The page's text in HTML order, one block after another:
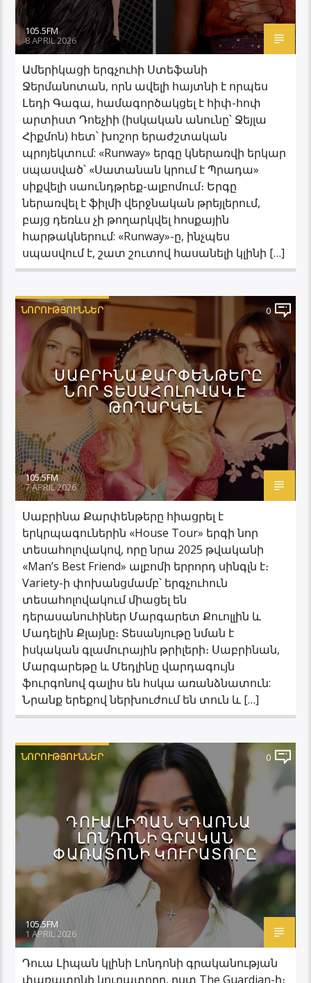
105.5FM
8 APRIL 2026
Ամերիկացի երգչուհի Ստեֆանի
Ջերմանոտան, որն ավելի հայտնի է որպես
Լեդի Գագա, համագործակցել է հիփ-հոփ
արտիստ Դոեչիի (իսկական անունը՝ Ջեյլա
Հիքմոն) հետ՝ խոշոր երաժշտական ​​
պրոյեկտում: «Runway» երգը կներառվի երկար
սպասված՝ «Սատանան կրում է Պրադա»
սիքվելի սաունդթրեք-ալբոմում։ Երգը
ներառվել է ֆիլմի վերջնական թրեյլերում,
բայց դեռևս չի թողարկվել հոսքային
հարթակներում: «Runway»-ը, ինչպես
սպասվում է, շատ շուտով հասանելի կլինի […]
ՆՈՐՈՒԹՅՈՒՆՆԵՐ 0
ՍԱԲՐԻՆԱ ՔԱՐՓԵՆԹԵՐԸ
ՆՈՐ ՏԵՍԱՀՈԼՈՎԱԿ Է
ԹՈՂԱՐԿԵԼ
105.5FM
7 APRIL 2026
Սաբրինա Քարփենթերը հիացրել է
երկրպագուներին «House Tour» երգի նոր
տեսահոլովակով, որը նրա 2025 թվականի
«Man’s Best Friend» ալբոմի երրորդ սինգլն է։
Variety-ի փոխանցմամբ՝ երգչուհուն
տեսահոլովակում միացել են
դերասանուհիներ Մարգարետ Քուոլլին և
Մադելին Քլայնը։ Տեսանյութը նման է
իսկական գլամուրային թրիլերի։ Սաբրինան,
Մարգարեթը և Մեդլինը վարդագույն
ֆուրգոնով գալիս են հսկա առանձնատուն:
Նրանք երեքով ներխուժում են տուն և […]
ՆՈՐՈՒԹՅՈՒՆՆԵՐ 0
ԴՈՒԱ ԼԻՊԱՆ ԿԴԱՌՆԱ
ԼՈՆԴՈՆԻ ԳՐԱԿԱՆ
ՓԱՌԱՏՈՆԻ ԿՈՒՐԱՏՈՐԸ
105.5FM
1 APRIL 2026
Դուա Լիպան կլինի Լոնդոնի գրականության
փառատոնի կուրատորը, ըստ The Guardian-ի։